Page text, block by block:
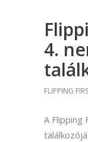
4.
FLIPPING
A Flipping